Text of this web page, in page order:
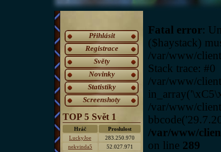
Přihlásit
Registrace
Světy
Novinky
Statistiky
Screenshoty
TOP 5 Svět 1
Hráč
Proslulost
LuckyJoe
283.250.970
nekvinda5
52.027.971
Fatal error:
($haystack)
/var/www/
Stack trace: #0
/var/www/
/var/www/
/var/www/
on line 289